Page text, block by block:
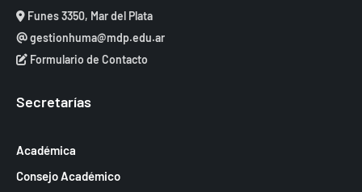
Funes 3350, Mar del Plata
gestionhuma@mdp.edu.ar
Formulario de Contacto
Secretarías
Académica
Consejo Académico